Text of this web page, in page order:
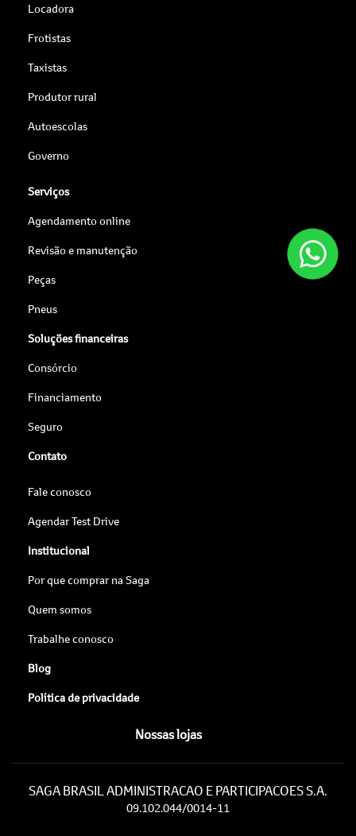
Locadora
Frotistas
Taxistas
Produtor rural
Autoescolas
Governo
Serviços
Agendamento online
Revisão e manutenção
Peças
Pneus
Soluções financeiras
Consórcio
Financiamento
Seguro
Contato
Fale conosco
Agendar Test Drive
Institucional
Por que comprar na Saga
Quem somos
Trabalhe conosco
Blog
Política de privacidade
Nossas lojas
SAGA BRASIL ADMINISTRACAO E PARTICIPACOES S.A.
09.102.044/0014-11